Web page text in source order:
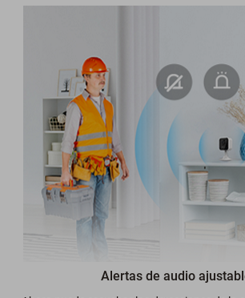
Alertas de audio